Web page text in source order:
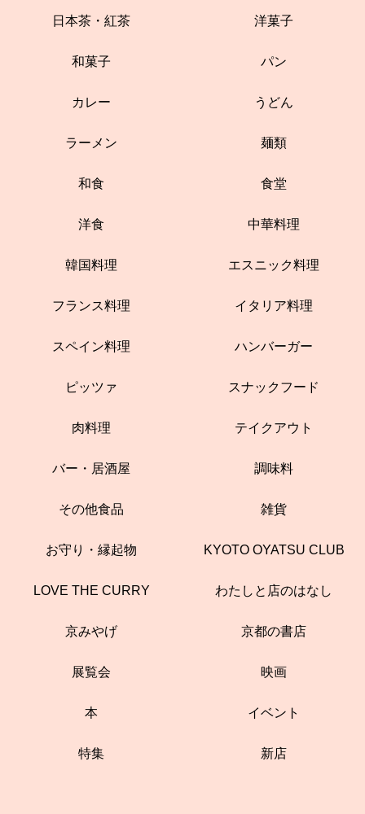
日本茶・紅茶 洋菓子
和菓子 パン
カレー うどん
ラーメン 麺類
和食 食堂
洋食 中華料理
韓国料理 エスニック料理
フランス料理 イタリア料理
スペイン料理 ハンバーガー
ピッツァ スナックフード
肉料理 テイクアウト
バー・居酒屋 調味料
その他食品 雑貨
お守り・縁起物 KYOTO OYATSU CLUB
LOVE THE CURRY わたしと店のはなし
京みやげ 京都の書店
展覧会 映画
本 イベント
特集 新店